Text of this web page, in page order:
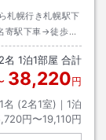
札幌行き札幌駅下
寄駅下車→徒歩約
2名 1泊1部屋 合計
38,220円
名 (2名1室)｜ 1泊
円〜19,110円